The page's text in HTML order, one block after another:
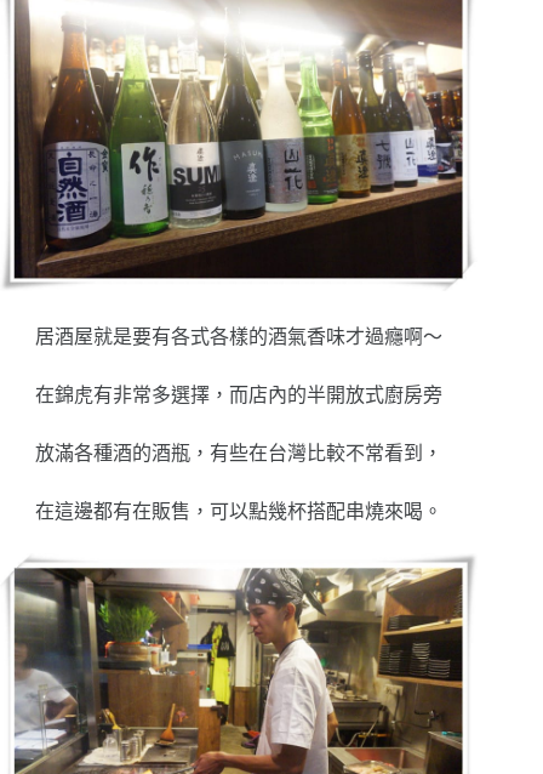
居酒屋就是要有各式各樣的酒氣香味才過癮啊～
在錦虎有非常多選擇，而店內的半開放式廚房旁
放滿各種酒的酒瓶，有些在台灣比較不常看到，
在這邊都有在販售，可以點幾杯搭配串燒來喝。